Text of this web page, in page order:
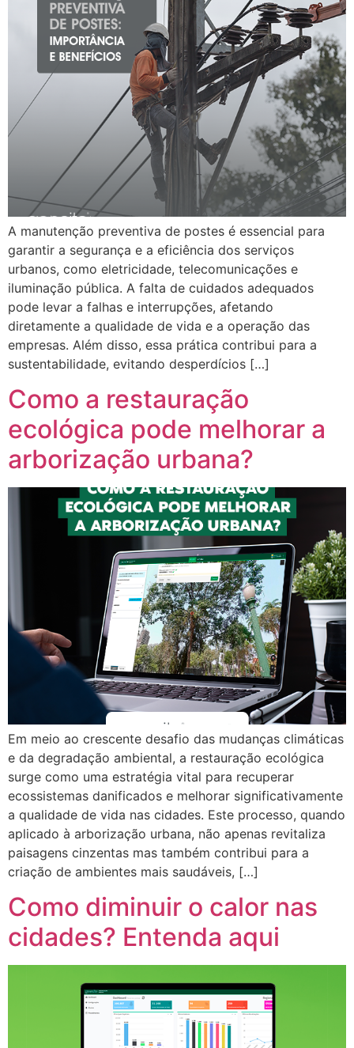
A manutenção preventiva de postes é essencial para
garantir a segurança e a eficiência dos serviços
urbanos, como eletricidade, telecomunicações e
iluminação pública. A falta de cuidados adequados
pode levar a falhas e interrupções, afetando
diretamente a qualidade de vida e a operação das
empresas. Além disso, essa prática contribui para a
sustentabilidade, evitando desperdícios […]
Como a restauração
ecológica pode melhorar a
arborização urbana?
Em meio ao crescente desafio das mudanças climáticas
e da degradação ambiental, a restauração ecológica
surge como uma estratégia vital para recuperar
ecossistemas danificados e melhorar significativamente
a qualidade de vida nas cidades. Este processo, quando
aplicado à arborização urbana, não apenas revitaliza
paisagens cinzentas mas também contribui para a
criação de ambientes mais saudáveis, […]
Como diminuir o calor nas
cidades? Entenda aqui